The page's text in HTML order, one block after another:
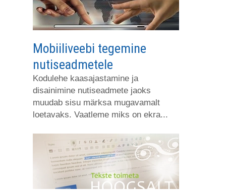
Mobiiliveebi tegemine
nutiseadmetele
Kodulehe kaasajastamine ja
disainimine nutiseadmete jaoks
muudab sisu märksa mugavamalt
loetavaks. Vaatleme miks on ekra...